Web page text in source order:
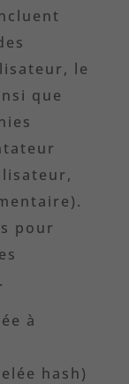
le
que
pour
à
hash)